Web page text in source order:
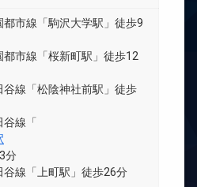
都市線「駒沢大学駅」徒歩9
都市線「桜新町駅」徒歩12
谷線「松陰神社前駅」徒歩
谷線「
分
谷線「上町駅」徒歩26分